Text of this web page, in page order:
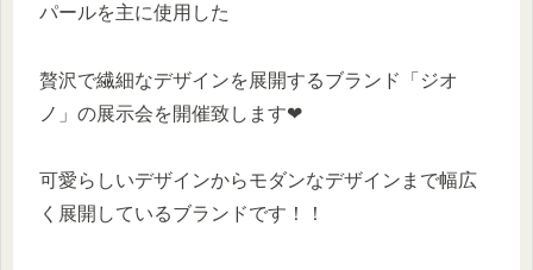
パールを主に使用した
贅沢で繊細なデザインを展開するブランド「ジオ
ノ」の展示会を開催致します❤
可愛らしいデザインからモダンなデザインまで幅広
く展開しているブランドです！！